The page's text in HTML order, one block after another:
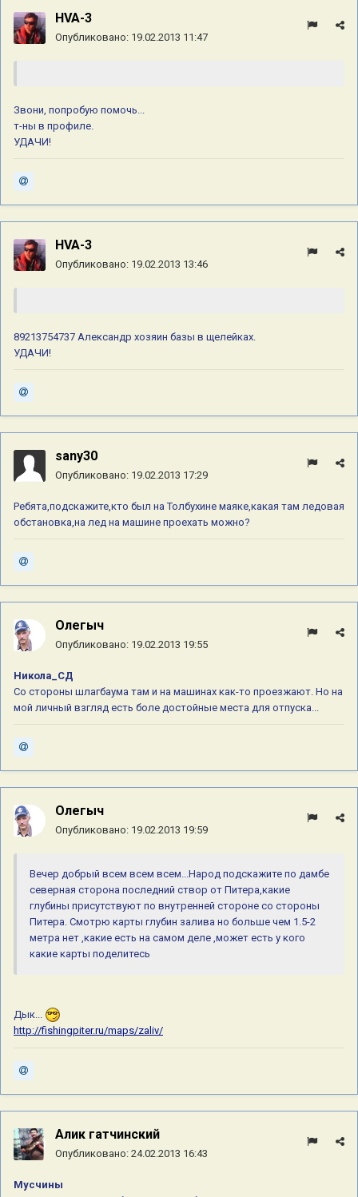
HVA-3
Опубликовано: 19.02.2013 11:47
Звони, попробую помочь...
т-ны в профиле.
УДАЧИ!
HVA-3
Опубликовано: 19.02.2013 13:46
89213754737 Александр хозяин базы в щелейках.
УДАЧИ!
sany30
Опубликовано: 19.02.2013 17:29
Ребята,подскажите,кто был на Толбухине маяке,какая там ледовая
обстановка,на лед на машине проехать можно?
Олегыч
Опубликовано: 19.02.2013 19:55
Никола_СД
Со стороны шлагбаума там и на машинах как-то проезжают. Но на
мой личный взгляд есть боле достойные места для отпуска...
Олегыч
Опубликовано: 19.02.2013 19:59
Вечер добрый всем всем всем...Народ подскажите по дамбе
северная сторона последний створ от Питера,какие
глубины присутствуют по внутренней стороне со стороны
Питера. Смотрю карты глубин залива но больше чем 1.5-2
метра нет ,какие есть на самом деле ,может есть у кого
какие карты поделитесь
Дык...
http://fishingpiter.ru/maps/zaliv/
Алик гатчинский
Опубликовано: 24.02.2013 16:43
Мусчины